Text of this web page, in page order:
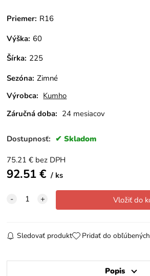
Priemer: R16
Výška: 60
Šírka: 225
Sezóna: Zimné
Výrobca: Kumho
Záručná doba: 24 mesiacov
Dostupnosť: Skladom
75.21 € bez DPH
92.51€ ks
Sledovať produkt Pridať do obľúbených
Popis